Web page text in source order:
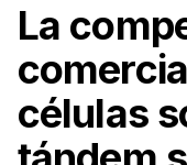
La
células